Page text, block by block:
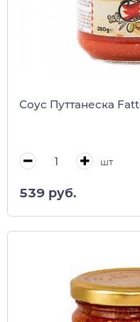
Соус Путтанеска
шт
539 руб.